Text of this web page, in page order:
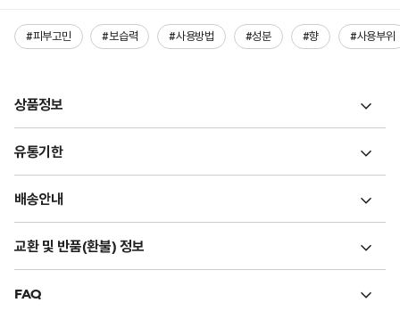
#피부고민 #보습력 #사용방법 #성분 #향 #사용부위
상품정보
유통기한
배송안내
교환 및 반품(환불) 정보
FAQ